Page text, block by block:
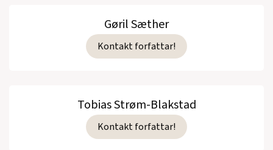
Gøril Sæther
Kontakt forfattar!
Tobias Strøm-Blakstad
Kontakt forfattar!